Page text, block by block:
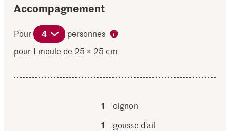
Accompagnement
Pour 4
personnes
pour 1 moule de 25 × 25 cm
1
oignon
1
gousse d'ail